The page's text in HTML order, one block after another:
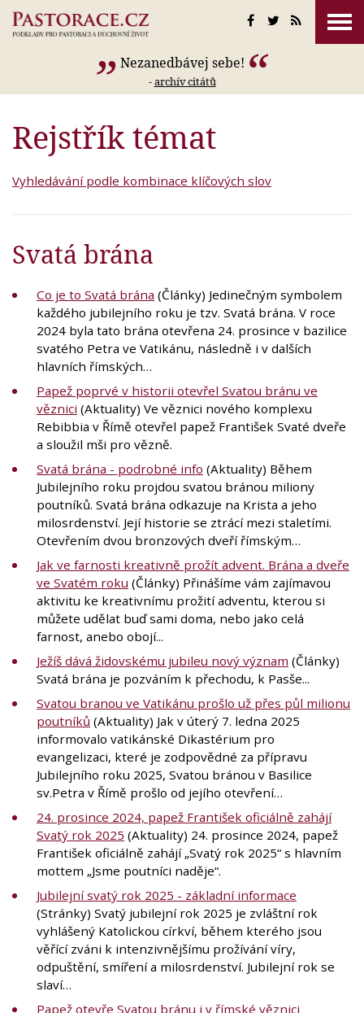
Nezanedbávej sebe!
-archív citátů
Rejstřík témat
Vyhledávání podle kombinace klíčových slov
Svatá brána
Co je to Svatá brána (Články) Jedinečným symbolem
každého jubilejního roku je tzv. Svatá brána. V roce
2024 byla tato brána otevřena 24. prosince v bazilice
svatého Petra ve Vatikánu, následně i v dalších
hlavních římských…
Papež poprvé v historii otevřel Svatou bránu ve
věznici (Aktuality) Ve věznici nového komplexu
Rebibbia v Římě otevřel papež František Svaté dveře
a sloužil mši pro vězně.
Svatá brána - podrobné info (Aktuality) Během
Jubilejního roku projdou svatou bránou miliony
poutníků. Svatá brána odkazuje na Krista a jeho
milosrdenství. Její historie se ztrácí mezi staletími.
Otevřením dvou bronzových dveří římským…
Jak ve farnosti kreativně prožít advent. Brána a dveře
ve Svatém roku (Články) Přinášíme vám zajímavou
aktivitu ke kreativnímu prožití adventu, kterou si
můžete udělat buď sami doma, nebo jako celá
farnost, anebo obojí...
Ježíš dává židovskému jubileu nový význam (Články)
Svatá brána je pozváním k přechodu, k Pasše...
Svatou branou ve Vatikánu prošlo už přes půl milionu
poutníků (Aktuality) Jak v úterý 7. ledna 2025
informovalo vatikánské Dikastérium pro
evangelizaci, které je zodpovědné za přípravu
Jubilejního roku 2025, Svatou bránou v Basilice
sv.Petra v Římě prošlo od jejího otevření…
24. prosince 2024, papež František oficiálně zahájí
Svatý rok 2025 (Aktuality) 24. prosince 2024, papež
František oficiálně zahájí „Svatý rok 2025“ s hlavním
mottem „Jsme poutníci naděje“.
Jubilejní svatý rok 2025 - základní informace
(Stránky) Svatý jubilejní rok 2025 je zvláštní rok
vyhlášený Katolickou církví, během kterého jsou
věřící zváni k intenzivnějšímu prožívání víry,
odpuštění, smíření a milosrdenství. Jubilejní rok se
slaví…
Papež otevře Svatou bránu i v římské věznici